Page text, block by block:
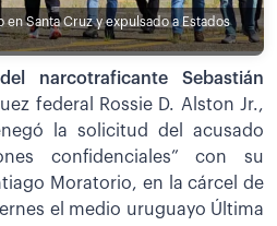
Santa Cruz y expulsado a Estados
narcotraficante Sebastián
federal Rossie D. Alston Jr.,
la solicitud del acusado
confidenciales” con su
Moratorio, en la cárcel de
el medio uruguayo Última